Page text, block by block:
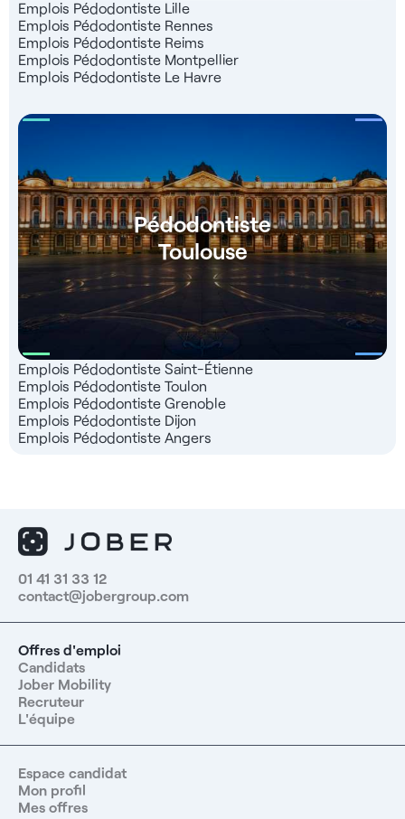
Emplois Pédodontiste Lille
Emplois Pédodontiste Rennes
Emplois Pédodontiste Reims
Emplois Pédodontiste Montpellier
Emplois Pédodontiste Le Havre
Pédodontiste
Toulouse
Emplois Pédodontiste Saint-Étienne
Emplois Pédodontiste Toulon
Emplois Pédodontiste Grenoble
Emplois Pédodontiste Dijon
Emplois Pédodontiste Angers
01 41 31 33 12
contact@jobergroup.com
Offres d'emploi
Candidats
Jober Mobility
Recruteur
L'équipe
Espace candidat
Mon profil
Mes offres